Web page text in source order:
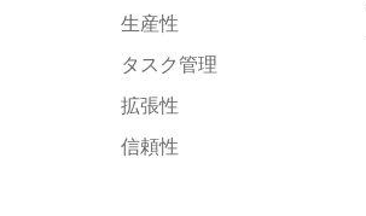
生産性
タスク管理
拡張性
信頼性